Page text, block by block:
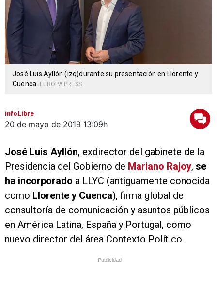
José Luis Ayllón (izq)durante su presentación en Llorente y
Cuenca.
EUROPA PRESS
infoLibre
20 de mayo de 2019 13:09h
José Luis Ayllón, exdirector del gabinete de la
Presidencia del Gobierno de Mariano Rajoy, se
ha incorporado a LLYC (antiguamente conocida
como Llorente y Cuenca), firma global de
consultoría de comunicación y asuntos públicos
en América Latina, España y Portugal, como
nuevo director del área Contexto Político.
Publicidad